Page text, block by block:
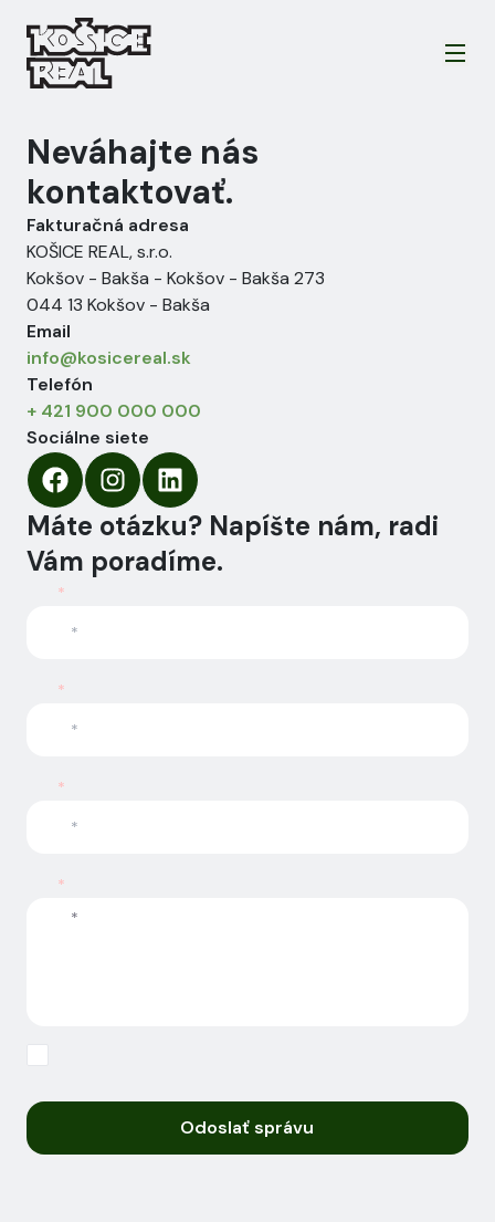
Neváhajte nás
kontaktovať.
Fakturačná adresa
KOŠICE REAL, s.r.o.
Kokšov - Bakša - Kokšov - Bakša 273
044 13 Kokšov - Bakša
Email
info@kosicereal.sk
Telefón
+ 421 900 000 000
Sociálne siete
Máte otázku? Napíšte nám, radi
Vám poradíme.
*
*
*
*
Odoslať správu